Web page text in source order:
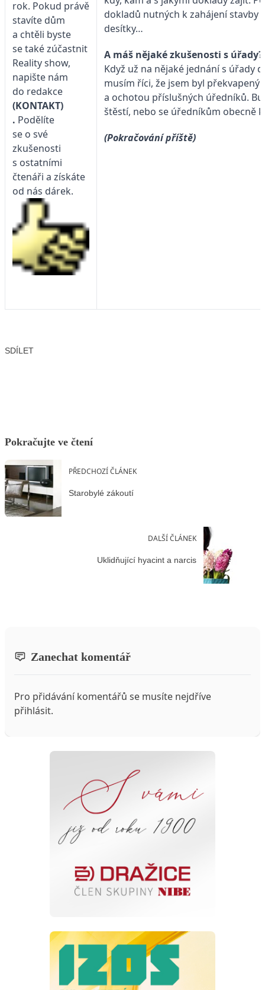
rok. Pokud právě
stavíte dům
a chtěli byste
se také zúčastnit
Reality show,
napište nám
do redakce
(KONTAKT)
. Podělíte
se o své
zkušenosti
s ostatními
čtenáři a získáte
od nás dárek.
dokladů nutných k zahájení stavby
desítky…
A máš nějaké zkušenosti s úřady?
Když už na nějaké jednání s úřady
musím říci, že jsem byl překvapený
a ochotou příslušných úředníků.
štěstí, nebo se úředníkům obecně
(Pokračování příště)
SDÍLET
Pokračujte ve čtení
PŘEDCHOZÍ ČLÁNEK
Starobylé zákoutí
DALŠÍ ČLÁNEK
Uklidňující hyacint a narcis
Zanechat komentář
Pro přidávání komentářů se musíte nejdříve
přihlásit.